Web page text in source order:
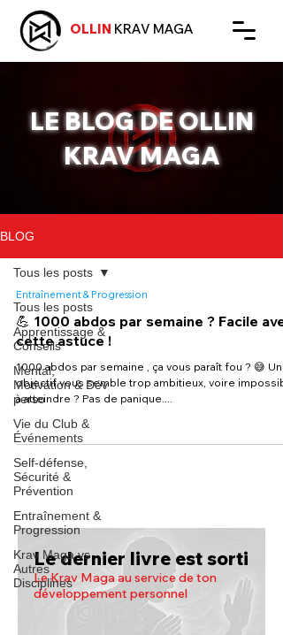
OLLIN KRAV MAGA
LE BLOG DE OLLIN
KRAV MAGA
BLOG
Tous les posts
Apprentissage &
Conseils
Mental,
Motivation & Dév
perso
Vie du Club &
Événements
Self-défense,
Sécurité &
Prévention
Entraînement &
Progression
Krav Maga vs
Autres
Disciplines
Tous les posts
Entraînement & Progression
💪 1000 abdos par semaine ? Facile
cette astuce !
1000 abdos par semaine , ça vous paraît fou ? 😅 Un
objectif vous semble trop ambitieux, voire
à atteindre ? Pas de panique....
Le dernier livre est sorti
Le Krav Maga au service de ton
développement personnel